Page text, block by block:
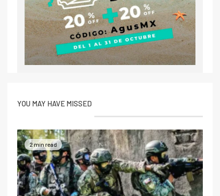
YOU MAY HAVE MISSED
2 min read